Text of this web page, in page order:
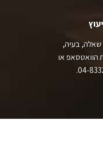
שאלה, בעיה,
הוואטסאפ או